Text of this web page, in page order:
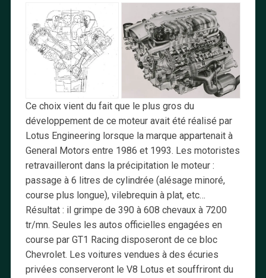
Ce choix vient du fait que le plus gros du
développement de ce moteur avait été réalisé par
Lotus Engineering lorsque la marque appartenait à
General Motors entre 1986 et 1993. Les motoristes
retravailleront dans la précipitation le moteur :
passage à 6 litres de cylindrée (alésage minoré,
course plus longue), vilebrequin à plat, etc…
Résultat : il grimpe de 390 à 608 chevaux à 7200
tr/mn. Seules les autos officielles engagées en
course par GT1 Racing disposeront de ce bloc
Chevrolet. Les voitures vendues à des écuries
privées conserveront le V8 Lotus et souffriront du